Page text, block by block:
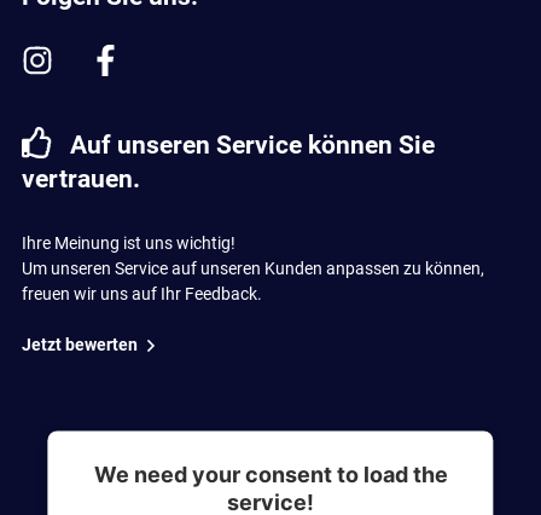
Auf unseren Service können Sie
vertrauen.
Ihre Meinung ist uns wichtig!
Um unseren Service auf unseren Kunden anpassen zu können,
freuen wir uns auf Ihr Feedback.
Jetzt bewerten
We need your consent to load the
service!